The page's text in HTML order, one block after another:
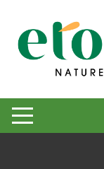
contenu